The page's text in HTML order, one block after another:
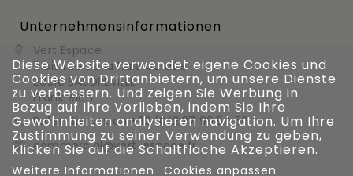
Unternehmensinformationen

Vert Espace
11 bis rue de la haie bardée
28310 BAUDREVILLE
Frankreich
 Rufen Sie uns an +33 (0)2 37 99 54 56
 commercial@vert-espace.fr
Diese Website verwendet eigene Cookies und
Cookies von Drittanbietern, um unsere Dienste
zu verbessern. Und zeigen Sie Werbung in
Bezug auf Ihre Vorlieben, indem Sie Ihre
Gewohnheiten analysieren navigation. Um Ihre
Zustimmung zu seiner Verwendung zu geben,
klicken Sie auf die Schaltfläche Akzeptieren.
Weitere Informationen Cookies anpassen